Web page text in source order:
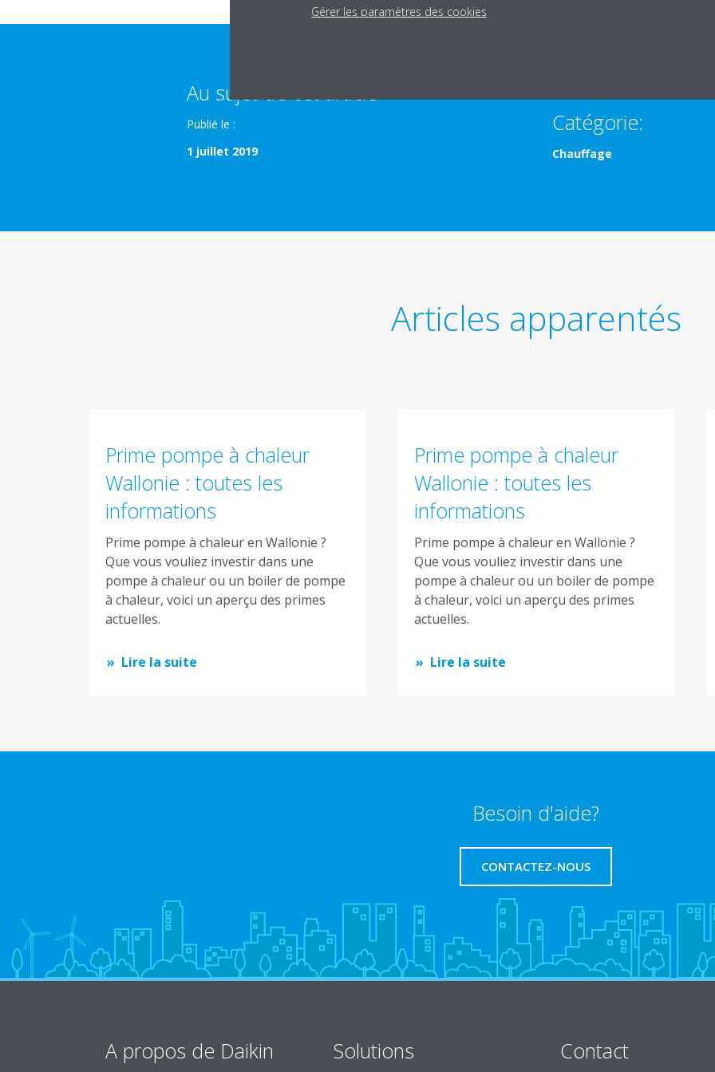
Au sujet de cet article
Publié le :
1 juillet 2019
Catégorie:
Chauffage
Articles apparentés
Prime pompe à chaleur
Wallonie : toutes les
informations
Prime pompe à chaleur en Wallonie ?
Que vous vouliez investir dans une
pompe à chaleur ou un boiler de pompe
à chaleur, voici un aperçu des primes
actuelles.
Lire la suite
Prime pompe à chaleur
Wallonie : toutes les
informations
Prime pompe à chaleur en Wallonie ?
Que vous vouliez investir dans une
pompe à chaleur ou un boiler de pompe
à chaleur, voici un aperçu des primes
actuelles.
Lire la suite
Besoin d'aide?
CONTACTEZ-NOUS
A propos de Daikin Solutions Contact
Gérer les paramètres des cookies